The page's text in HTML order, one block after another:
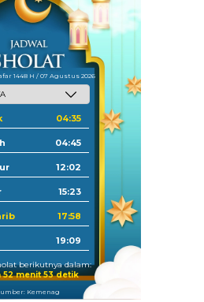
1448 H / 07 Agustus 2026
04:35
04:45
12:02
15:23
17:58
19:09
berikutnya dalam:
52 menit 52 detik
Kemenag